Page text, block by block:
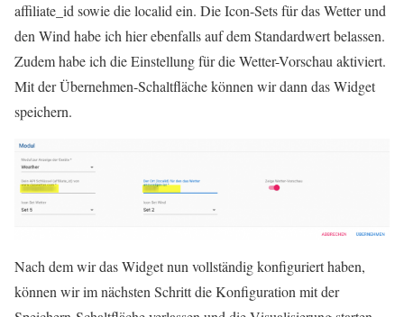
affiliate_id sowie die localid ein. Die Icon-Sets für das Wetter und
den Wind habe ich hier ebenfalls auf dem Standardwert belassen.
Zudem habe ich die Einstellung für die Wetter-Vorschau aktiviert.
Mit der Übernehmen-Schaltfläche können wir dann das Widget
speichern.
Nach dem wir das Widget nun vollständig konfiguriert haben,
können wir im nächsten Schritt die Konfiguration mit der